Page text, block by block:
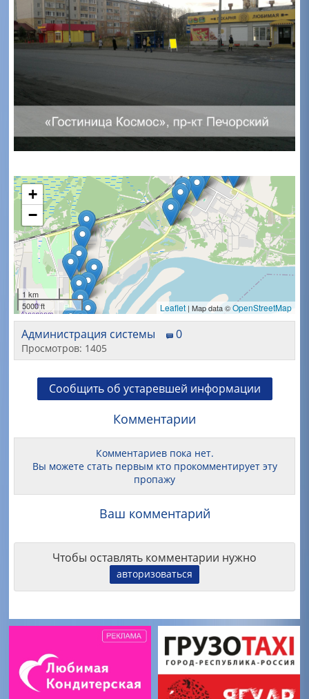
+
−
1 km
5000 ft
Leaflet | Map data ©OpenStreetMap
Администрация системы 0
Просмотров: 1405
Сообщить об устаревшей информации
Комментарии
Комментариев пока нет.
Вы можете стать первым кто прокомментирует эту
пропажу
Ваш комментарий
Чтобы оставлять комментарии нужно
авторизоваться